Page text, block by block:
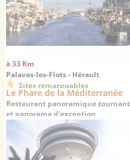
à 33 Km
Palavas-les-Flots - Hérault
Sites remarquables
Le Phare de la Méditerranée
Restaurant panoramique tournant
et panorama d'exception